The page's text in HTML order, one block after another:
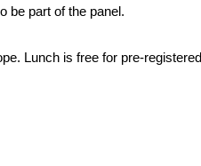
be part of the panel.
Lunch is free for pre-registered